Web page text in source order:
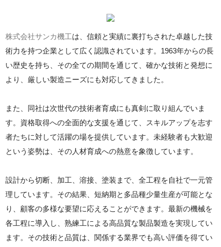
株式会社サンカ機工は、信頼と実績に裏打ちされた卓越した技
術力を持つ企業として広く認識されています。1963年からの長
い歴史を持ち、その全ての期間を通じて、確かな技術と発想に
より、厳しい製造ニーズにも対応してきました。
また、同社は次世代の技術者育成にも真剣に取り組んでいま
す。資格取得への全面的な支援を通じて、スキルアップを志す
者たちに対して活躍の場を提供しています。未経験者も大歓迎
という姿勢は、その人材育成への熱意を象徴しています。
設計から切断、加工、溶接、塗装まで、全工程を自社で一元管
理しています。その結果、短納期と多品種少量生産が可能とな
り、顧客の多様な要望に応えることができます。最新の機械を
各工程に導入し、熟練工による高品質な製品製造を実現してい
ます。その技術と品質は、関係する業界でも高い評価を得てい